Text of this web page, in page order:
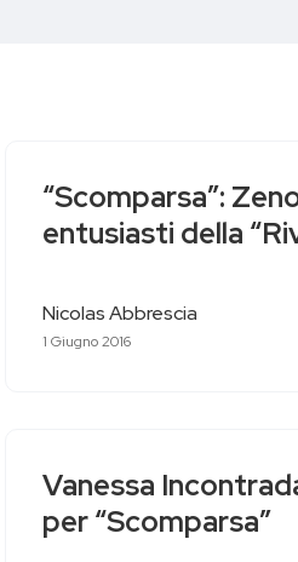
“Scomparsa”:
entusiasti della
Nicolas Abbrescia
1 Giugno 2016
Vanessa
per “Scomparsa”